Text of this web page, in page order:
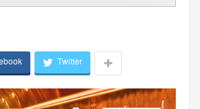
Twitter